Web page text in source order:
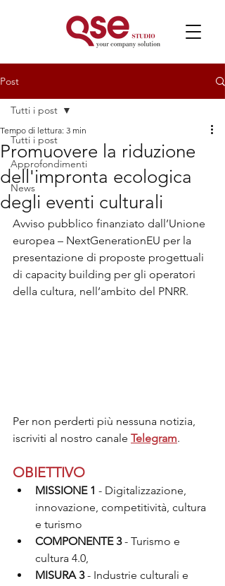
Post
Tutti i post
Approfondimenti
News
Tutti i post
Promuovere la riduzione
dell'impronta ecologica
degli eventi culturali
Tempo di lettura: 3 min
Avviso pubblico finanziato dall’Unione
europea – NextGenerationEU per la
presentazione di proposte progettuali
di capacity building per gli operatori
della cultura, nell’ambito del PNRR.
Per non perderti più nessuna notizia,
iscriviti al nostro canale Telegram.
OBIETTIVO
MISSIONE 1 - Digitalizzazione,
innovazione, competitività, cultura
e turismo
COMPONENTE 3 - Turismo e
cultura 4.0,
MISURA 3 - Industrie culturali e